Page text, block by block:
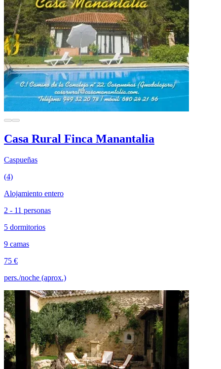
Casa Rural Finca Manantalia
Caspueñas
(4)
Alojamiento entero
2 - 11 personas
5 dormitorios
9 camas
75 €
pers./noche (aprox.)